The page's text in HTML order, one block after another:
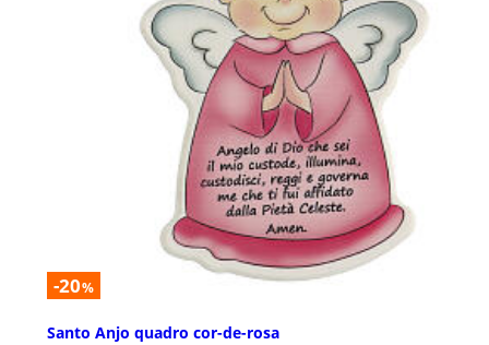
-20%
Santo Anjo quadro cor-de-rosa